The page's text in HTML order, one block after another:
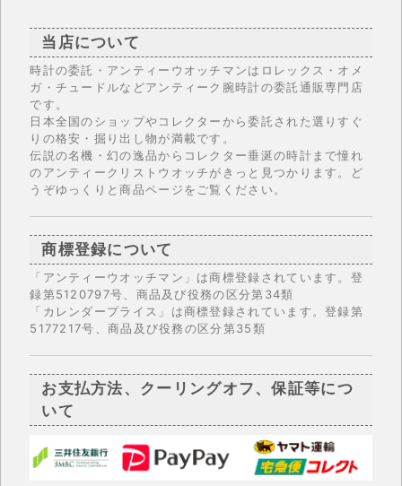
当店について
時計の委託・アンティーウオッチマンはロレックス・オメ
ガ・チュードルなどアンティーク腕時計の委託通販専門店
です。
日本全国のショップやコレクターから委託された選りすぐ
りの格安・掘り出し物が満載です。
伝説の名機・幻の逸品からコレクター垂涎の時計まで憧れ
のアンティークリストウオッチがきっと見つかります。ど
うぞゆっくりと商品ページをご覧ください。
商標登録について
「アンティーウオッチマン」は商標登録されています。登
録第5120797号、商品及び役務の区分第34類
「カレンダープライス」は商標登録されています。登録第
5177217号、商品及び役務の区分第35類
お支払方法、クーリングオフ、保証等につ
いて